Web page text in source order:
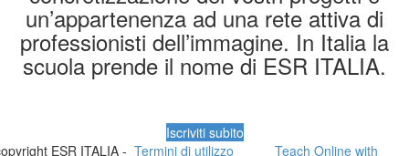
un’appartenenza ad una rete attiva di
professionisti dell’immagine. In Italia la
scuola prende il nome di ESR ITALIA.
Iscriviti subito
ESR ITALIA - Termini di utilizzo
Teach Online with